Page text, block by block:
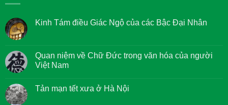
Kinh Tám điều Giác Ngộ của các Bậc Đại Nhân
luận
ở
Kinh
Giác
Ngộ
Quan niệm về Chữ Đức trong văn hóa của người
Việt Nam
bình
Tản mạn tết xưa ở Hà Nội